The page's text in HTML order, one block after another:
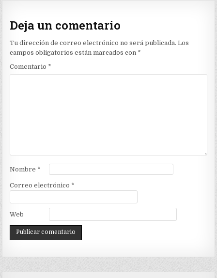
Deja un comentario
Tu dirección de correo electrónico no será publicada. Los
campos obligatorios están marcados con *
Comentario *
Nombre *
Correo electrónico *
Web